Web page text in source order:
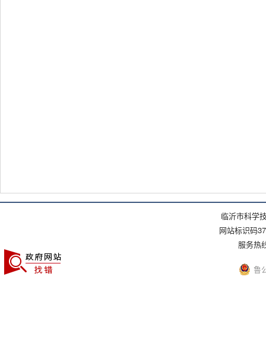
临沂市科学
网站标识码
服务热
鲁